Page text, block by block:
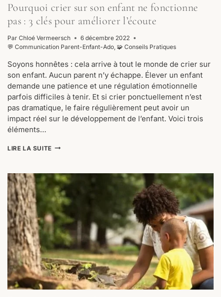
Pourquoi crier sur son enfant ne fonctionne
pas : 3 clés pour améliorer l’écoute
Par Chloé Vermeersch
6 décembre 2022
💬 Communication Parent-Enfant-Ado 🧩 Conseils Pratiques
Soyons honnêtes : cela arrive à tout le monde de crier sur
son enfant. Aucun parent n’y échappe. Élever un enfant
demande une patience et une régulation émotionnelle
parfois difficiles à tenir. Et si crier ponctuellement n’est
pas dramatique, le faire régulièrement peut avoir un
impact réel sur le développement de l’enfant. Voici trois
éléments…
LIRE LA SUITEPOURQUOI
SON
ENFANT
NE
FONCTIONNE
PAS
:
CLÉS
POUR
AMÉLIORER
L’ÉCOUTE